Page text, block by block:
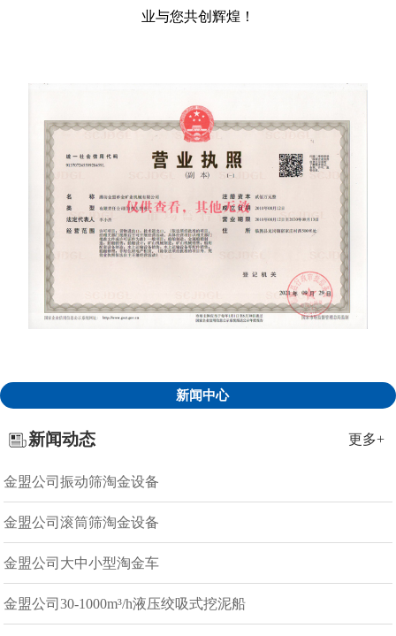
业与您共创辉煌！
新闻中心
新闻动态 更多+
金盟公司振动筛淘金设备
金盟公司滚筒筛淘金设备
金盟公司大中小型淘金车
金盟公司30-1000m³/h液压绞吸式挖泥船